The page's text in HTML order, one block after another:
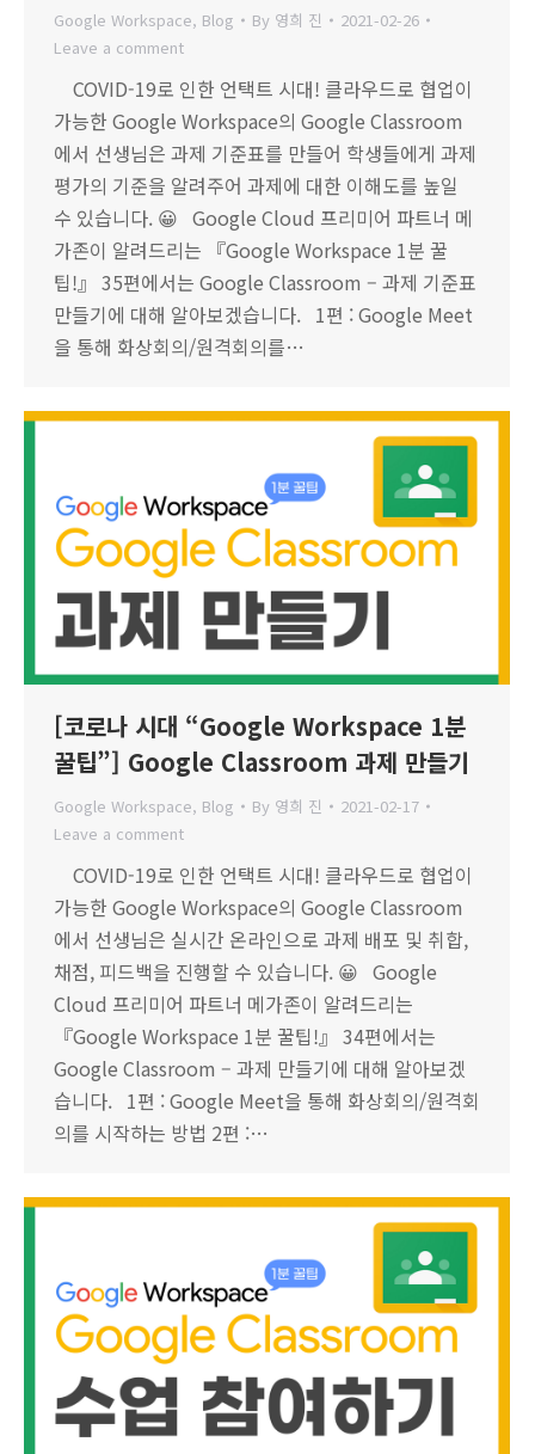
Google Workspace, Blog By 영희 진
2021-02-26
Leave a comment
COVID-19로 인한 언택트 시대! 클라우드로 협업이
가능한 Google Workspace의 Google Classroom
에서 선생님은 과제 기준표를 만들어 학생들에게 과제
평가의 기준을 알려주어 과제에 대한 이해도를 높일
수 있습니다. 😀 Google Cloud 프리미어 파트너 메
가존이 알려드리는 『Google Workspace 1분 꿀
팁!』 35편에서는 Google Classroom – 과제 기준표
만들기에 대해 알아보겠습니다. 1편 : Google Meet
을 통해 화상회의/원격회의를…
[코로나 시대 “Google Workspace 1분
꿀팁”] Google Classroom 과제 만들기
Google Workspace, Blog By 영희 진
2021-02-17
Leave a comment
COVID-19로 인한 언택트 시대! 클라우드로 협업이
가능한 Google Workspace의 Google Classroom
에서 선생님은 실시간 온라인으로 과제 배포 및 취합,
채점, 피드백을 진행할 수 있습니다. 😀 Google
Cloud 프리미어 파트너 메가존이 알려드리는
『Google Workspace 1분 꿀팁!』 34편에서는
Google Classroom – 과제 만들기에 대해 알아보겠
습니다. 1편 : Google Meet을 통해 화상회의/원격회
의를 시작하는 방법 2편 :…